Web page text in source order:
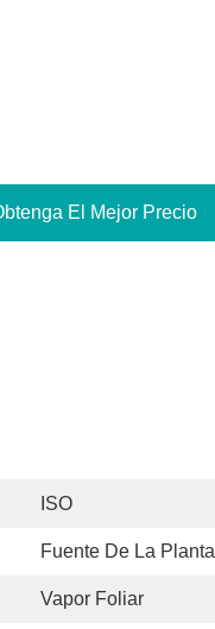
El Mejor Precio
ISO
Fuente De La Planta
Vapor Foliar